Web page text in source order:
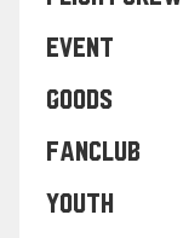
EVENT
GOODS
FANCLUB
YOUTH